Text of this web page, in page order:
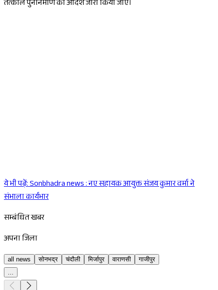
तत्काल पुनर्निर्माण का आदेश जारी किया जाए।
Sponsored
ये भी पढ़ें:Sonbhadra news : नए सहायक आयुक्त संजय कुमार वर्मा ने
संभाला कार्यभार
सम्बंधित खबर
अपना जिला
all news सोनभद्र चंदौली मिर्जापुर वाराणसी
गाजीपुर
...